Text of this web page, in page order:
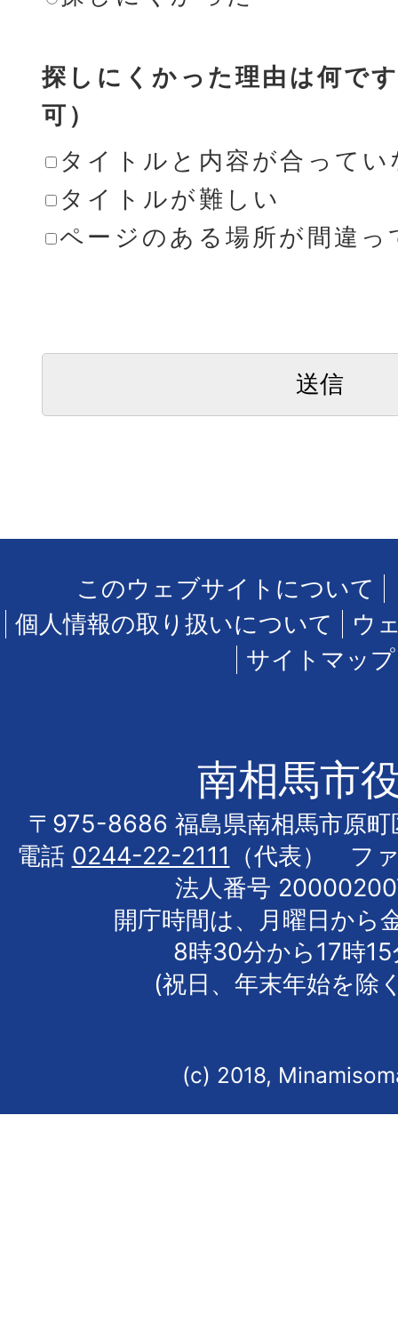
探しにくかった理由は何で
可）
タイトルと内容が合ってい
タイトルが難しい
ページのある場所が間違っ
このウェブサイトについて
個人情報の取り扱いについて
ウ
サイトマップ
南相馬市
〒975-8686 福島県南相馬市原町
電話 0244-22-2111
（代表） フ
法人番号
開庁時間は、月曜日から
8時30分から17時
(祝日、年末年始を除
(c) 2018,